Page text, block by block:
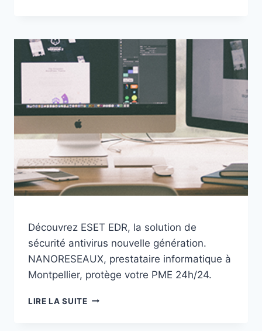
Découvrez ESET EDR, la solution de
sécurité antivirus nouvelle génération.
NANORESEAUX, prestataire informatique à
Montpellier, protège votre PME 24h/24.
LIRE LA SUITEESET